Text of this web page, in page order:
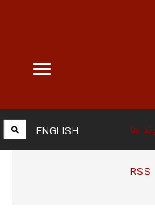
Toggle
ها
RSS
ENGLISH